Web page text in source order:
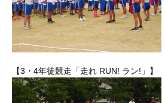
【3・4年徒競走「走れ RUN! ラン!」】